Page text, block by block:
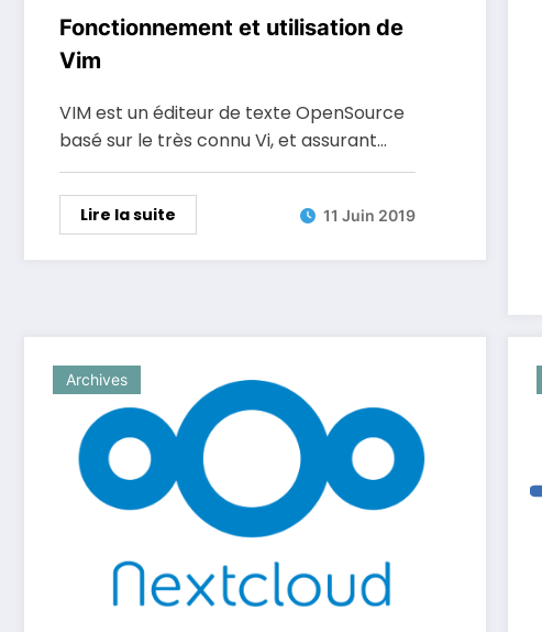
Fonctionnement et utilisation de
Vim
VIM est un éditeur de texte OpenSource
basé sur le très connu Vi, et assurant…
Lire la suite 11 Juin 2019
Archives